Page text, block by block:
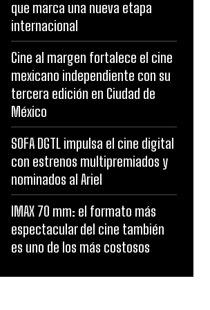
que marca una nueva etapa
internacional
Cine al margen fortalece el cine
mexicano independiente con su
tercera edición en Ciudad de
México
SOFA DGTL impulsa el cine digital
con estrenos multipremiados y
nominados al Ariel
IMAX 70 mm: el formato más
espectacular del cine también
es uno de los más costosos